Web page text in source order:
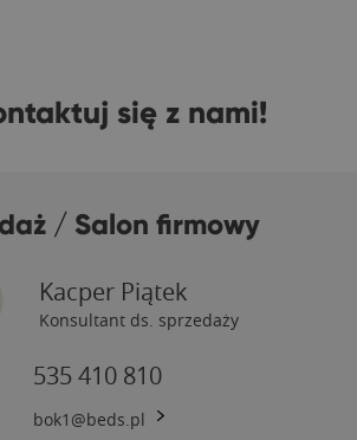
się z nami!
/ Salon firmowy
Kacper Piątek
Konsultant ds. sprzedaży
535 410 810
bok1@beds.pl